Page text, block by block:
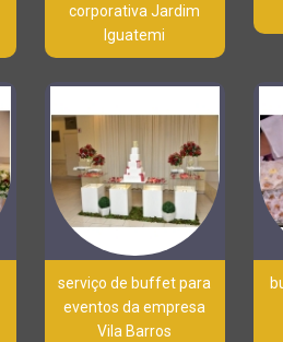
corporativa Jardim
Iguatemi
serviço de buffet para
eventos da empresa
Vila Barros